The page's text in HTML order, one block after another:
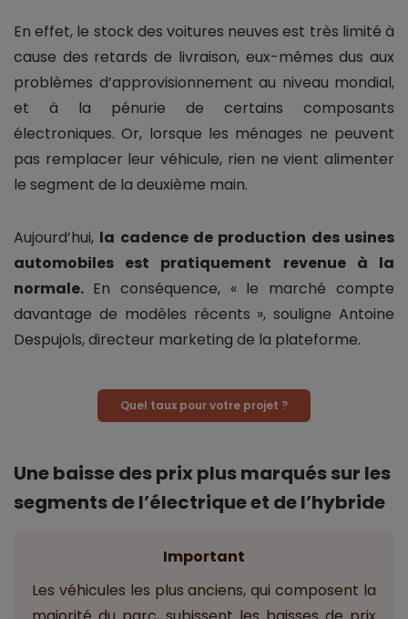
En effet, le stock des voitures neuves est très limité à
cause des retards de livraison, eux-mêmes dus aux
problèmes d’approvisionnement au niveau mondial,
et à la pénurie de certains composants
électroniques. Or, lorsque les ménages ne peuvent
pas remplacer leur véhicule, rien ne vient alimenter
le segment de la deuxième main.
Aujourd’hui, la cadence de production des usines
automobiles est pratiquement revenue à la
normale. En conséquence, « le marché compte
davantage de modèles récents », souligne Antoine
Despujols, directeur marketing de la plateforme.
Quel taux pour votre projet ?
Une baisse des prix plus marqués sur les
segments de l’électrique et de l’hybride
Important
Les véhicules les plus anciens, qui composent la